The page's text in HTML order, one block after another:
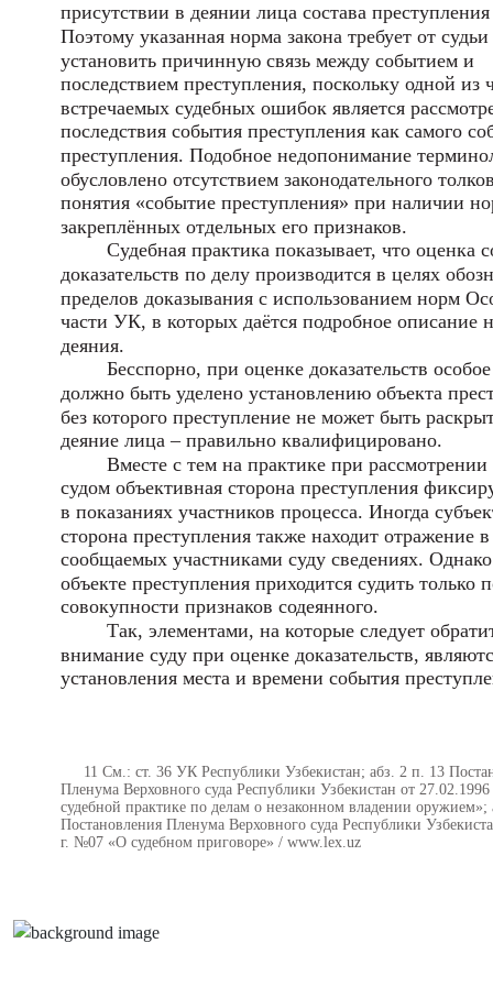
присутствии в деянии лица состава преступления
Поэтому указанная норма закона требует от судьи
установить причинную связь между событием и
последствием преступления, поскольку одной из
встречаемых судебных ошибок является
последствия события преступления как самого
преступления. Подобное недопонимание
обусловлено отсутствием законодательного
понятия «событие преступления» при наличии
закреплённых отдельных его признаков.
Судебная практика показывает, что оценка
доказательств по делу производится в целях
пределов доказывания с использованием норм
части УК, в которых даётся подробное описание
деяния.
Бесспорно, при оценке доказательств
должно быть уделено установлению объекта
без которого преступление не может быть
деяние лица – правильно квалифицировано.
Вместе с тем на практике при рассмотрении
судом объективная сторона преступления
в показаниях участников процесса. Иногда
сторона преступления также находит отражение в
сообщаемых участниками суду сведениях.
объекте преступления приходится судить только
совокупности признаков содеянного.
Так, элементами, на которые следует
внимание суду при оценке доказательств,
установления места и времени события
11 См.: ст. 36 УК Республики Узбекистан; абз. 2 п. 13
Пленума Верховного суда Республики Узбекистан от
судебной практике по делам о незаконном владении оружием»;
Постановления Пленума Верховного суда Республики
г. №07 «О судебном приговоре» / www.lex.uz